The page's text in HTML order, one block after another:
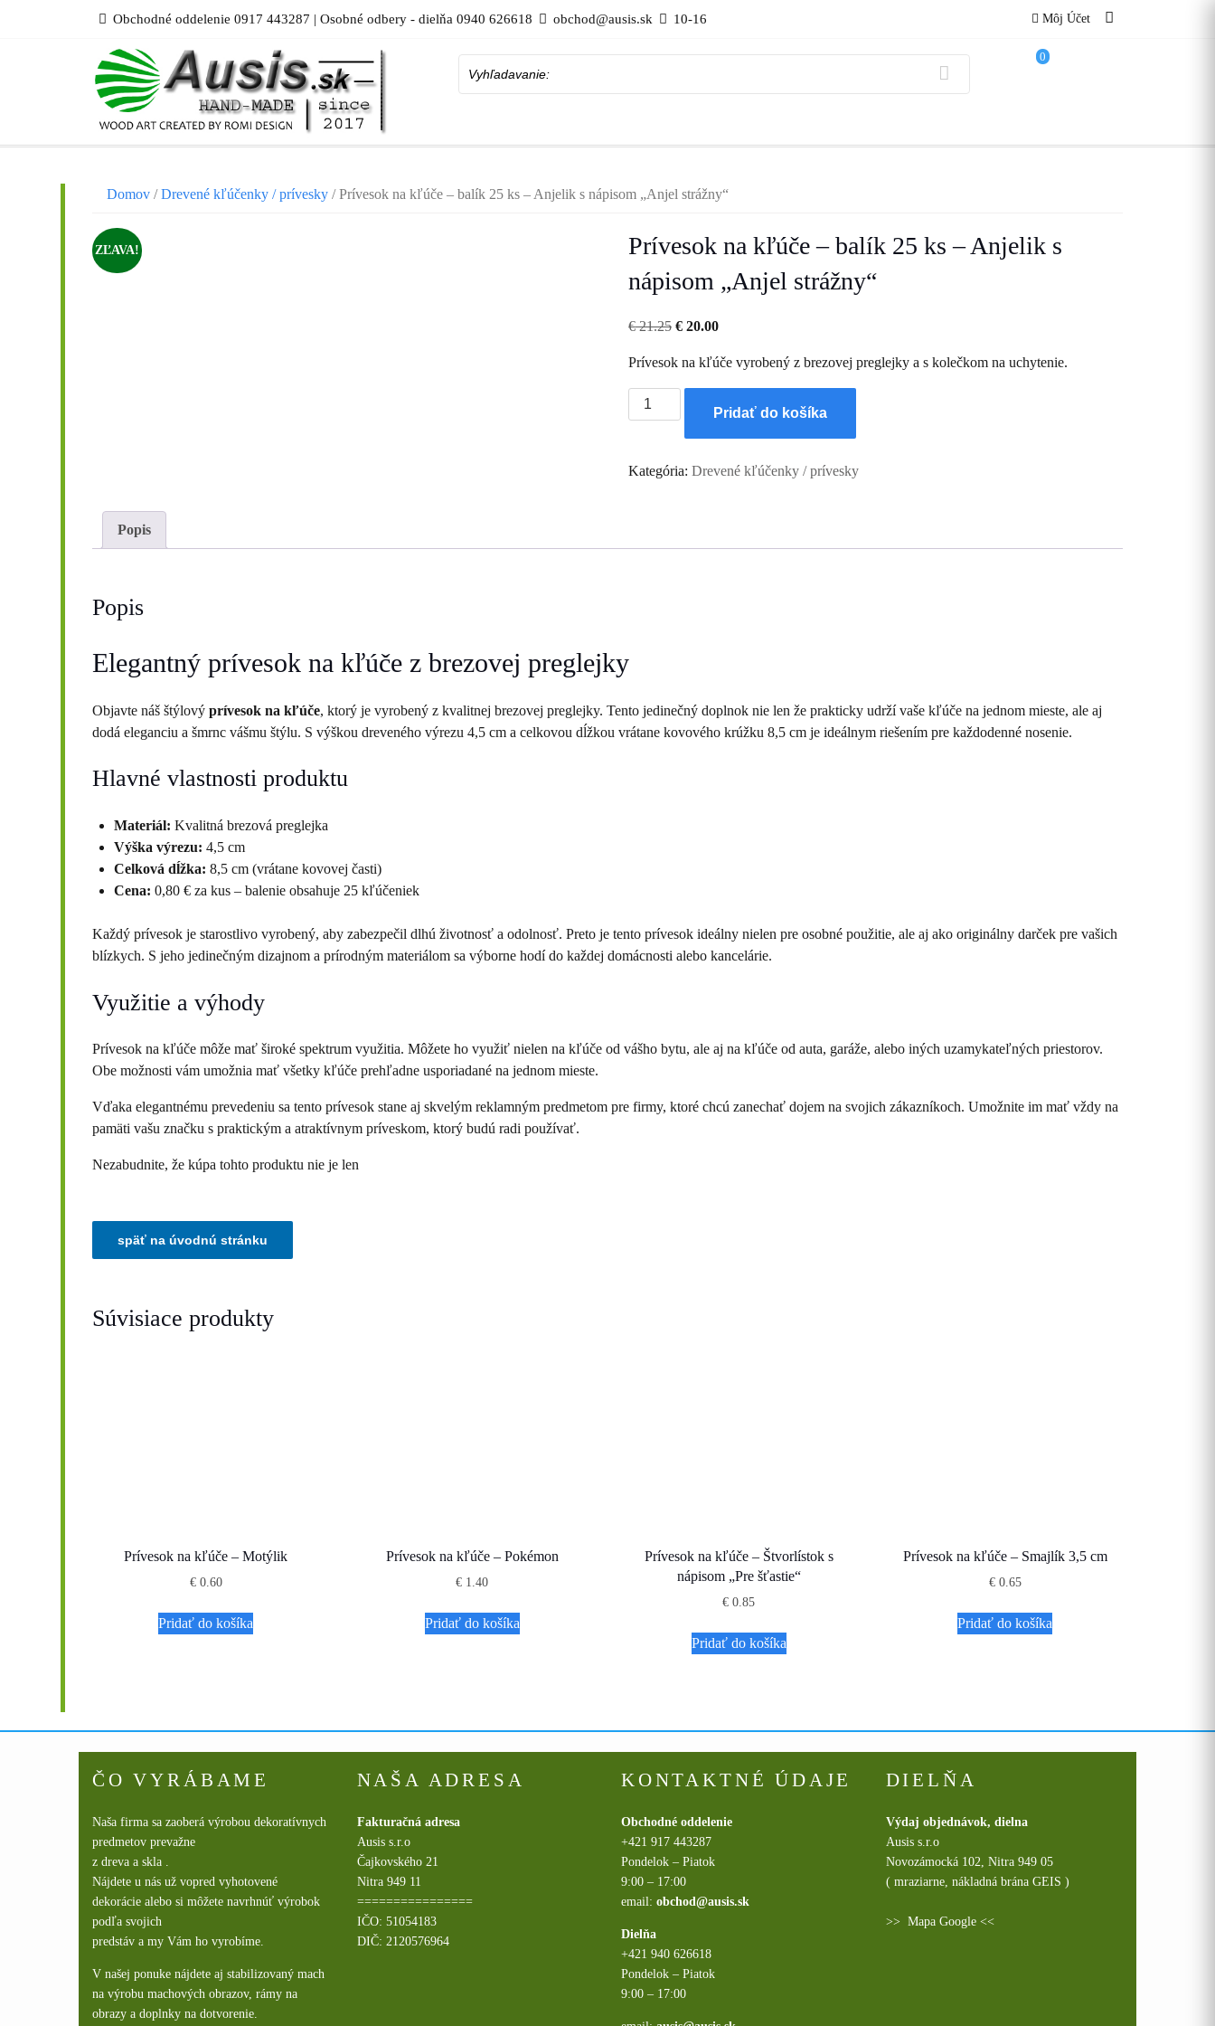
Obchodné oddelenie 0917 443287 | Osobné odbery - dielňa 0940 626618 obchod@ausis.sk 10-16 Môj Účet
0
Domov /Drevené kľúčenky / prívesky / Prívesok na kľúče – balík 25 ks – Anjelik s nápisom „Anjel strážny“
ZĽAVA!
Prívesok na kľúče – balík 25 ks – Anjelik s
nápisom „Anjel strážny“
€21.25 Pôvodná
bola:
€ 21.25.
€20.00Aktuálna
je:
€ 20.00.
Prívesok na kľúče vyrobený z brezovej preglejky a s kolečkom na uchytenie.
množstvo
Prívesok
kľúče
ks
„Anjel
Pridať do košíka
Kategória: Drevené kľúčenky / prívesky
Popis
Popis
Elegantný prívesok na kľúče z brezovej preglejky
Objavte náš štýlový prívesok na kľúče, ktorý je vyrobený z kvalitnej brezovej preglejky. Tento jedinečný doplnok nie len že prakticky udrží vaše kľúče na jednom mieste, ale aj
dodá eleganciu a šmrnc vášmu štýlu. S výškou dreveného výrezu 4,5 cm a celkovou dĺžkou vrátane kovového krúžku 8,5 cm je ideálnym riešením pre každodenné nosenie.
Hlavné vlastnosti produktu
Materiál: Kvalitná brezová preglejka
Výška výrezu: 4,5 cm
Celková dĺžka: 8,5 cm (vrátane kovovej časti)
Cena: 0,80 € za kus – balenie obsahuje 25 kľúčeniek
Každý prívesok je starostlivo vyrobený, aby zabezpečil dlhú životnosť a odolnosť. Preto je tento prívesok ideálny nielen pre osobné použitie, ale aj ako originálny darček pre vašich
blízkych. S jeho jedinečným dizajnom a prírodným materiálom sa výborne hodí do každej domácnosti alebo kancelárie.
Využitie a výhody
Prívesok na kľúče môže mať široké spektrum využitia. Môžete ho využiť nielen na kľúče od vášho bytu, ale aj na kľúče od auta, garáže, alebo iných uzamykateľných priestorov.
Obe možnosti vám umožnia mať všetky kľúče prehľadne usporiadané na jednom mieste.
Vďaka elegantnému prevedeniu sa tento prívesok stane aj skvelým reklamným predmetom pre firmy, ktoré chcú zanechať dojem na svojich zákazníkoch. Umožnite im mať vždy na
pamäti vašu značku s praktickým a atraktívnym príveskom, ktorý budú radi používať.
Nezabudnite, že kúpa tohto produktu nie je len
Súvisiace produkty
Prívesok na kľúče – Motýlik
€0.60
Pridať do košíka
Prívesok na kľúče – Pokémon
€ 1.40
Pridať do košíka
Prívesok na kľúče – Štvorlístok s
nápisom „Pre šťastie“
€ 0.85
Pridať do košíka
Prívesok na kľúče – Smajlík 3,5 cm
€0.65
Pridať do košíka
ČO VYRÁBAME
Naša firma sa zaoberá výrobou dekoratívnych
predmetov prevažne
z dreva a skla .
Nájdete u nás už vopred vyhotovené
dekorácie alebo si môžete navrhnúť výrobok
podľa svojich
predstáv a my Vám ho vyrobíme.
V našej ponuke nájdete aj stabilizovaný mach
na výrobu machových obrazov, rámy na
obrazy a doplnky na dotvorenie.
NAŠA ADRESA
Fakturačná adresa
Ausis s.r.o
Čajkovského 21
Nitra 949 11
================
IČO: 51054183
DIČ: 2120576964
KONTAKTNÉ ÚDAJE
Obchodné oddelenie
+421 917 443287
Pondelok – Piatok
9:00 – 17:00
email: obchod@ausis.sk
Dielňa
+421 940 626618
Pondelok – Piatok
9:00 – 17:00
DIELŇA
Výdaj objednávok, dielna
Ausis s.r.o
Novozámocká 102, Nitra 949 05
( mraziarne, nákladná brána GEIS )
>> Mapa Google<<